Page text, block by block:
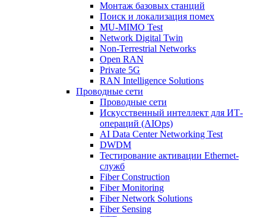
Монтаж базовых станций
Поиск и локализация помех
MU-MIMO Test
Network Digital Twin
Non-Terrestrial Networks
Open RAN
Private 5G
RAN Intelligence Solutions
Проводные сети
Проводные сети
Искусственный интеллект для ИТ-
операций (AIOps)
AI Data Center Networking Test
DWDM
Тестирование активации Ethernet-
служб
Fiber Construction
Fiber Monitoring
Fiber Network Solutions
Fiber Sensing